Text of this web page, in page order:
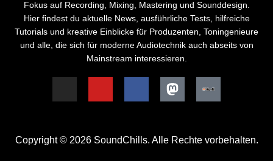
Fokus auf Recording, Mixing, Mastering und Sounddesign.
Hier findest du aktuelle News, ausführliche Tests, hilfreiche
Tutorials und kreative Einblicke für Produzenten, Toningenieure
und alle, die sich für moderne Audiotechnik auch abseits von
Mainstream interessieren.
Copyright © 2026 SoundChills. Alle Rechte vorbehalten.